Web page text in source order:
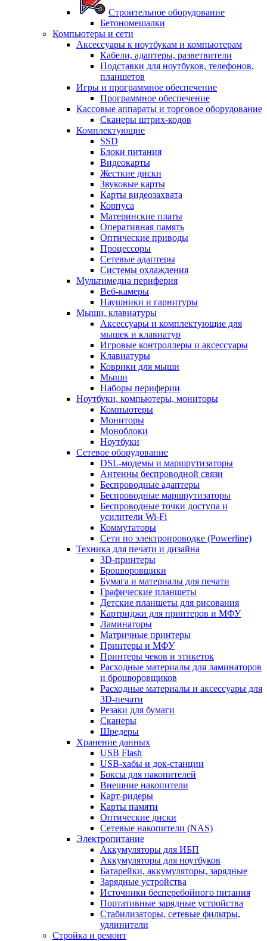
Строительное оборудование
Бетономешалки
Компьютеры и сети
Аксессуары к ноутбукам и компьютерам
Кабели, адаптеры, разветвители
Подставки для ноутбуков, телефонов,
планшетов
Игры и программное обеспечение
Программное обеспечение
Кассовые аппараты и торговое оборудование
Сканеры штрих-кодов
Комплектующие
SSD
Блоки питания
Видеокарты
Жесткие диски
Звуковые карты
Карты видеозахвата
Корпуса
Материнские платы
Оперативная память
Оптические приводы
Процессоры
Сетевые адаптеры
Системы охлаждения
Мультимедиа периферия
Веб-камеры
Наушники и гарнитуры
Мыши, клавиатуры
Аксессуары и комплектующие для
мышек и клавиатур
Игровые контроллеры и аксессуары
Клавиатуры
Коврики для мыши
Мыши
Наборы периферии
Ноутбуки, компьютеры, мониторы
Компьютеры
Мониторы
Моноблоки
Ноутбуки
Сетевое оборудование
DSL-модемы и маршрутизаторы
Антенны беспроводной связи
Беспроводные адаптеры
Беспроводные маршрутизаторы
Беспроводные точки доступа и
усилители Wi-Fi
Коммутаторы
Сети по электропроводке (Powerline)
Техника для печати и дизайна
3D-принтеры
Брошюровщики
Бумага и материалы для печати
Графические планшеты
Детские планшеты для рисования
Картриджи для принтеров и МФУ
Ламинаторы
Матричные принтеры
Принтеры и МФУ
Принтеры чеков и этикеток
Расходные материалы для ламинаторов
и брошюровщиков
Расходные материалы и аксессуары для
3D-печати
Резаки для бумаги
Сканеры
Шредеры
Хранение данных
USB Flash
USB-хабы и док-станции
Боксы для накопителей
Внешние накопители
Карт-ридеры
Карты памяти
Оптические диски
Сетевые накопители (NAS)
Электропитание
Аккумуляторы для ИБП
Аккумуляторы для ноутбуков
Батарейки, аккумуляторы, зарядные
Зарядные устройства
Источники бесперебойного питания
Портативные зарядные устройства
Стабилизаторы, сетевые фильтры,
удлинители
Стройка и ремонт